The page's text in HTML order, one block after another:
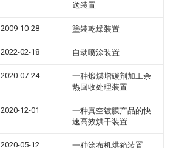
送装置
2009-10-28 塗装乾燥装置
2022-02-18 自动喷涂装置
2020-07-24
一种煅煤增碳剂加工余
热回收处理装置
2020-12-01
一种真空镀膜产品的快
速高效烘干装置
2020-05-12 一种涂布机烘箱装置